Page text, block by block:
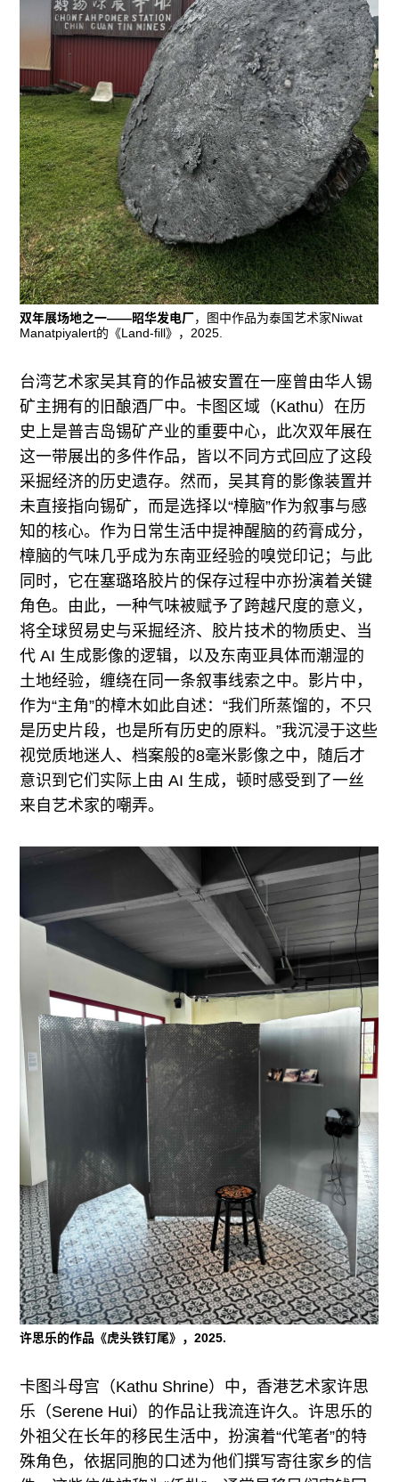
双年展场地之一——昭华发电厂，图中作品为泰国艺术家Niwat
Manatpiyalert的《Land-fill》，2025.
台湾艺术家吴其育的作品被安置在一座曾由华人锡
矿主拥有的旧酿酒厂中。卡图区域（Kathu）在历
史上是普吉岛锡矿产业的重要中心，此次双年展在
这一带展出的多件作品，皆以不同方式回应了这段
采掘经济的历史遗存。然而，吴其育的影像装置并
未直接指向锡矿，而是选择以“樟脑”作为叙事与感
知的核心。作为日常生活中提神醒脑的药膏成分，
樟脑的气味几乎成为东南亚经验的嗅觉印记；与此
同时，它在塞璐珞胶片的保存过程中亦扮演着关键
角色。由此，一种气味被赋予了跨越尺度的意义，
将全球贸易史与采掘经济、胶片技术的物质史、当
代 AI 生成影像的逻辑，以及东南亚具体而潮湿的
土地经验，缠绕在同一条叙事线索之中。影片中，
作为“主角”的樟木如此自述：“我们所蒸馏的，不只
是历史片段，也是所有历史的原料。”我沉浸于这些
视觉质地迷人、档案般的8毫米影像之中，随后才
意识到它们实际上由 AI 生成，顿时感受到了一丝
来自艺术家的嘲弄。
许思乐的作品《虎头铁钉尾》，2025.
卡图斗母宫（Kathu Shrine）中，香港艺术家许思
乐（Serene Hui）的作品让我流连许久。许思乐的
外祖父在长年的移民生活中，扮演着“代笔者”的特
殊角色，依据同胞的口述为他们撰写寄往家乡的信